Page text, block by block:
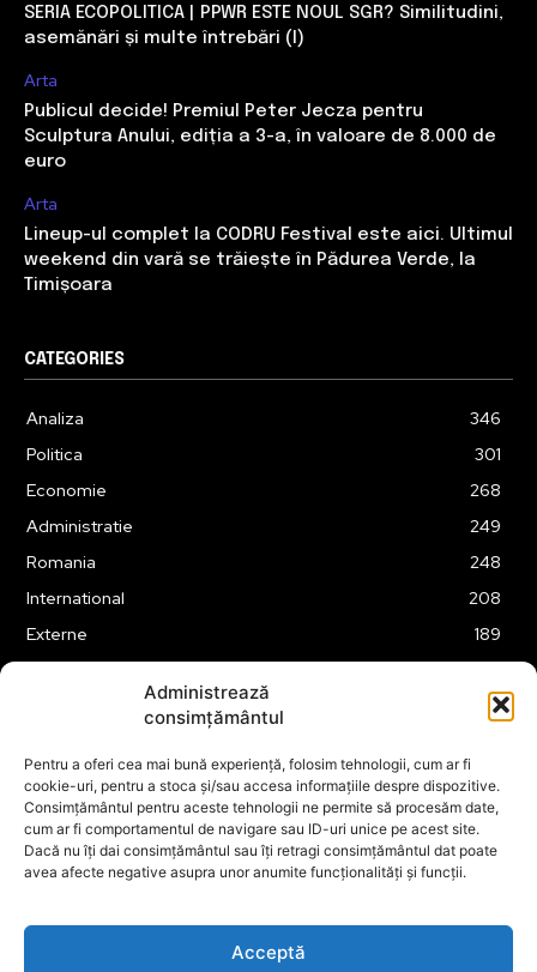
Administrează
consimțământul
Pentru a oferi cea mai bună experiență, folosim tehnologii, cum ar fi
cookie-uri, pentru a stoca și/sau accesa informațiile despre dispozitive.
Consimțământul pentru aceste tehnologii ne permite să procesăm date,
cum ar fi comportamentul de navigare sau ID-uri unice pe acest site.
Dacă nu îți dai consimțământul sau îți retragi consimțământul dat poate
avea afecte negative asupra unor anumite funcționalități și funcții.
Acceptă
SERIA ECOPOLITICA | PPWR ESTE NOUL SGR? Similitudini,
asemănări și multe întrebări (I)
Arta
Publicul decide! Premiul Peter Jecza pentru
Sculptura Anului, ediția a 3-a, în valoare de 8.000 de
euro
Arta
Lineup-ul complet la CODRU Festival este aici. Ultimul
weekend din vară se trăiește în Pădurea Verde, la
Timișoara
CATEGORIES
Analiza
346
Politica
301
Economie
268
Administratie
249
Romania
248
International
208
Externe
189
175
Financiar
160
ABUZURI
158
Social
157
Cultura
149